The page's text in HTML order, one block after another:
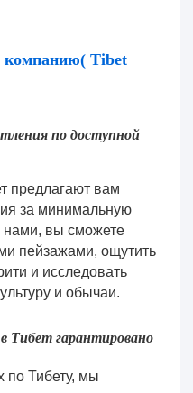
Tibet
по доступной
предлагают вам
за минимальную
нами, вы сможете
пейзажами, ощутить
и исследовать
и обычаи.
Тибет гарантировано
по Тибету, мы